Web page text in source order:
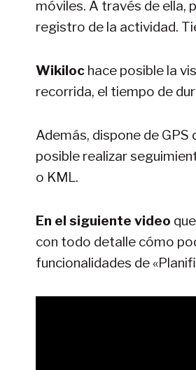
móviles. A través de ella,
registro de la actividad.
Wikiloc hace posible la
recorrida, el tiempo de
Además, dispone de
posible realizar
o KML.
En el siguiente video
con todo detalle cómo
funcionalidades de